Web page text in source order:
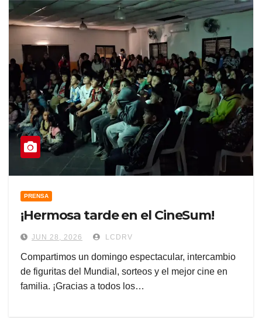
PRENSA
¡Hermosa tarde en el CineSum!
JUN 28, 2026 LCDRV
Compartimos un domingo espectacular, intercambio
de figuritas del Mundial, sorteos y el mejor cine en
familia. ¡Gracias a todos los…